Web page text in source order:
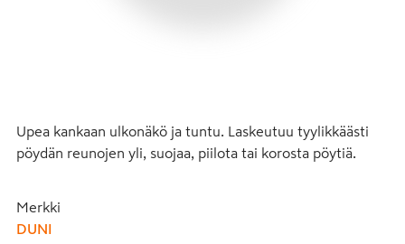
Upea kankaan ulkonäkö ja tuntu. Laskeutuu tyylikkäästi
pöydän reunojen yli, suojaa, piilota tai korosta pöytiä.
Merkki
DUNI